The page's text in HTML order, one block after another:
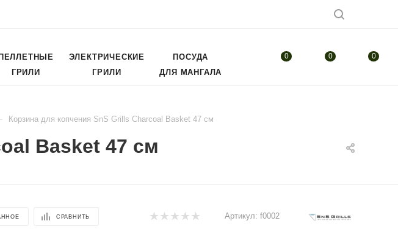
0 0 0
ПЕЛЛЕТНЫЕ
ГРИЛИ
ЭЛЕКТРИЧЕСКИЕ
ГРИЛИ
ПОСУДА
ДЛЯ МАНГАЛА
Корзина для копчения SnS Grills Charcoal Basket 47 см
Basket 47 см
СРАВНИТЬ Артикул: f0002